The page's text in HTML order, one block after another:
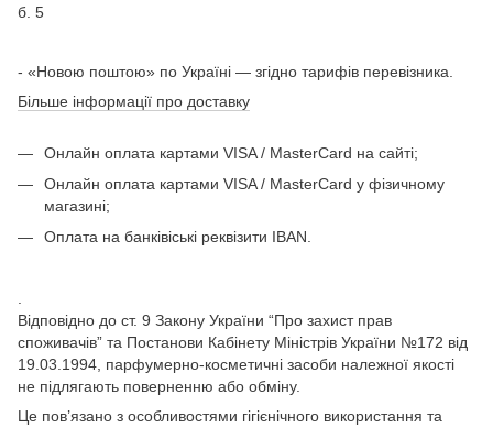
б. 5
- «Новою поштою» по Україні — згідно тарифів перевізника.
Більше інформації про доставку
Онлайн оплата картами VISA / MasterCard на сайті;
Онлайн оплата картами VISA / MasterCard у фізичному
магазині;
Оплата на банківіські реквізити IBAN.
Відповідно до ст. 9 Закону України “Про захист прав
споживачів” та Постанови Кабінету Міністрів України №172 від
19.03.1994, парфумерно-косметичні засоби належної якості
не підлягають поверненню або обміну.
Це пов’язано з особливостями гігієнічного використання та